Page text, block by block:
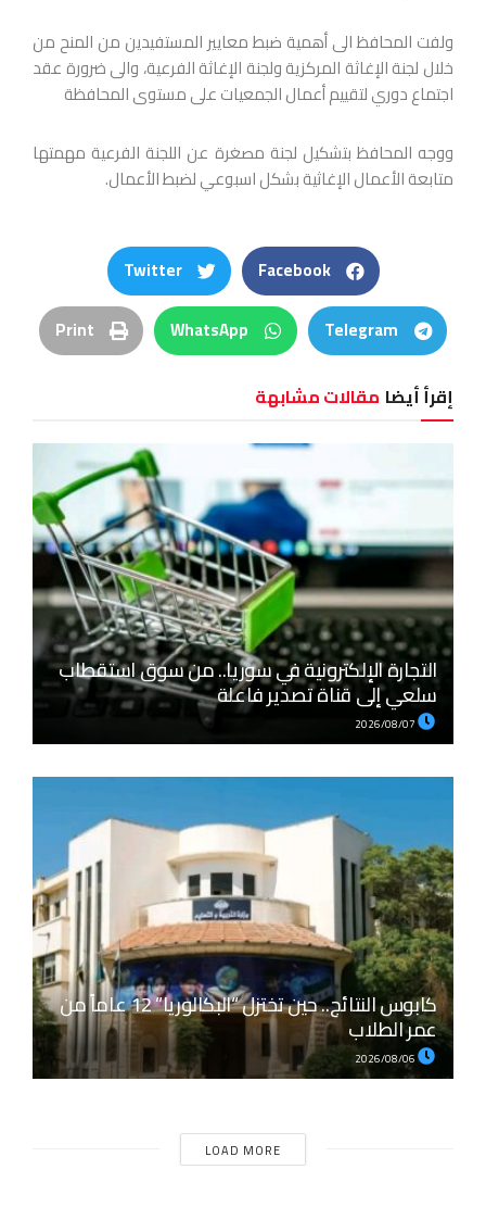
ولفت المحافظ الى أهمية ضبط معايير المستفيدين من المنح من
خلال لجنة الإغاثة المركزية ولجنة الإغاثة الفرعية، والى ضرورة عقد
اجتماع دوري لتقييم أعمال الجمعيات على مستوى المحافظة
ووجه المحافظ بتشكيل لجنة مصغرة عن اللجنة الفرعية مهمتها
متابعة الأعمال الإغاثية بشكل اسبوعي لضبط الأعمال.
Facebook
Twitter
Telegram
WhatsApp
Print
إقرأ أيضا مقالات مشابهة
التجارة الإلكترونية في سوريا.. من سوق استقطاب
سلعي إلى قناة تصدير فاعلة
كابوس النتائج.. حين تختزل “البكالوريا” 12 عاماً من
عمر الطلاب
LOAD MORE